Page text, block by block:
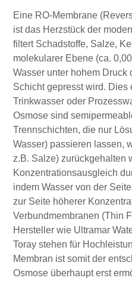
Eine RO-Membrane
ist das Herzstück der
filtert Schadstoffe, Salze,
molekularer Ebene (ca.
Wasser unter hohem
Schicht gepresst wird. Dies
Trinkwasser oder
Osmose sind
Trennschichten, die nur
Wasser) passieren lassen,
z.B. Salze) zurückgehalten
Konzentrationsausgleich
indem Wasser von der
zur Seite höherer
Verbundmembranen (Thin
Hersteller wie Ultramar
Toray stehen für
Membran ist somit der
Osmose überhaupt erst